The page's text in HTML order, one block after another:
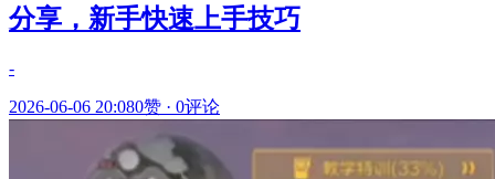
分享，新手快速上手技巧
-
2026-06-06 20:080赞 · 0评论